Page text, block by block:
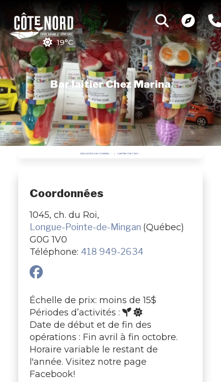
19°C
Bar laitier Chez Marina
BAR LAITIER CHEZ MARINA CANTINE CHEZ NAT
Coordonnées
1045, ch. du Roi,
Longue-Pointe-de-Mingan (Québec)
G0G 1V0
Téléphone: 418 949-2634
Échelle de prix: moins de 15$
Périodes d’activités :
Date de début et de fin des
opérations : Fin avril à fin octobre.
Horaire variable le restant de
l'année. Visitez notre page
Facebook!